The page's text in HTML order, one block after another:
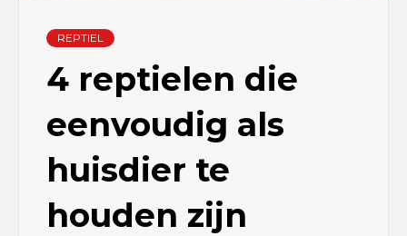
REPTIEL
4 reptielen die
eenvoudig als
huisdier te
houden zijn